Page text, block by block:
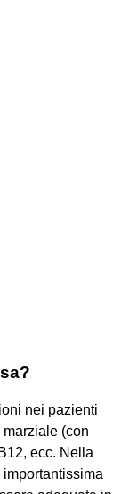
nei pazienti
(con
ecc. Nella